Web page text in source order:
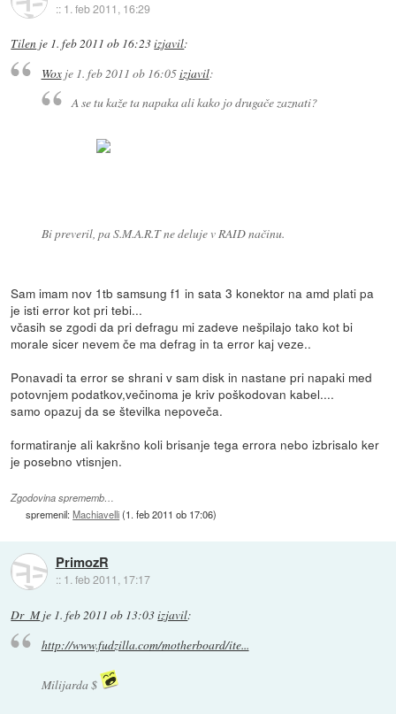
:: 1. feb 2011, 16:29
Tilen je 1. feb 2011 ob 16:23izjavil:
Woxje 1. feb 2011 ob 16:05izjavil:
A se tu kaže ta napaka ali kako jo drugače zaznati?
Bi preveril, pa S.M.A.R.T ne deluje v RAID načinu.
Sam imam nov 1tb samsung f1 in sata 3 konektor na amd plati pa
je isti error kot pri tebi...
včasih se zgodi da pri defragu mi zadeve nešpilajo tako kot bi
morale sicer nevem če ma defrag in ta error kaj veze..
Ponavadi ta error se shrani v sam disk in nastane pri napaki med
potovnjem podatkov,večinoma je kriv poškodovan kabel....
samo opazuj da se številka nepoveča.
formatiranje ali kakršno koli brisanje tega errora nebo izbrisalo ker
je posebno vtisnjen.
Zgodovina sprememb…
spremenil:Machiavelli(1. feb 2011 ob 17:06)
PrimozR
:: 1. feb 2011, 17:17
Dr_Mje 1. feb 2011 ob 13:03izjavil:
http://www.fudzilla.com/motherboard/ite...
Milijarda $